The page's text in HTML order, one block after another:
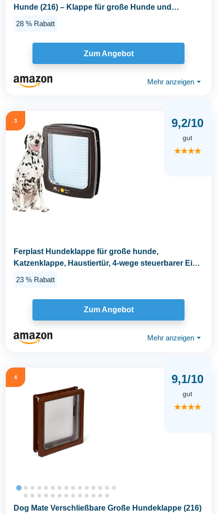
Hunde (216) – Klappe für große Hunde und
28 % Rabatt
Zum Angebot
Mehr anzeigen ⏷
3 9,2/10
gut
★★★★
Ferplast Hundeklappe für große hunde,
Katzenklappe, Haustiertür, 4-wege steuerbarer Ein-
23 % Rabatt
Zum Angebot
Mehr anzeigen ⏷
4 9,1/10
gut
★★★★
Dog Mate Verschließbare Große Hundeklappe (216)